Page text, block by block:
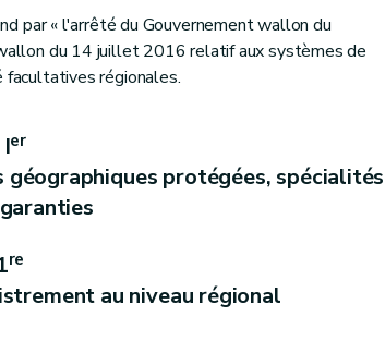
par « l'arrêté du Gouvernement wallon du
du 14 juillet 2016 relatif aux systèmes de
régionales.
er
protégées, spécialités
re
au niveau régional